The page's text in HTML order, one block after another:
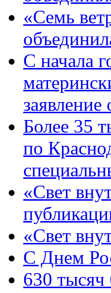
«Семь
С начала
Более 35
по
«Свет
«Свет
C Днем
630 тысяч